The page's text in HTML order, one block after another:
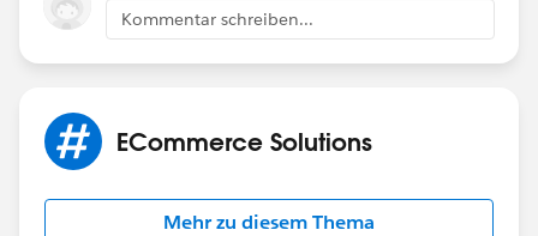
Kommentar schreiben...
ECommerce Solutions
Mehr zu diesem Thema